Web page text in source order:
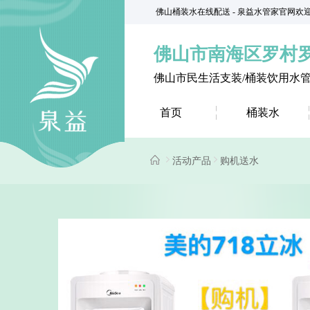
佛山桶装水在线配送 - 泉益水管家官网欢
佛山市南海区罗村
佛山市民生活支装/桶装饮用水
首页 桶装水
活动产品 购机送水